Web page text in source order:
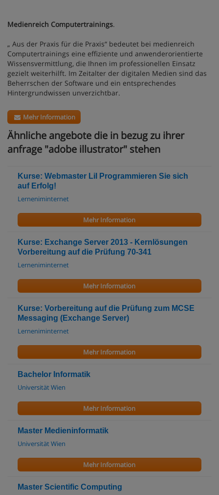
Medienreich Computertrainings.
„ Aus der Praxis für die Praxis“ bedeutet bei medienreich
Computertrainings eine effiziente und anwenderorientierte
Wissensvermittlung, die Ihnen im professionellen Einsatz
gezielt weiterhilft. Im Zeitalter der digitalen Medien sind das
Beherrschen der Software und ein entsprechendes
Hintergrundwissen unverzichtbar.
Mehr Information
Ähnliche angebote die in bezug zu ihrer
anfrage "adobe illustrator" stehen
Kurse: Webmaster LiI Programmieren Sie sich
auf Erfolg!
Lerneniminternet
Mehr Information
Kurse: Exchange Server 2013 - Kernlösungen
Vorbereitung auf die Prüfung 70-341
Lerneniminternet
Mehr Information
Kurse: Vorbereitung auf die Prüfung zum MCSE
Messaging (Exchange Server)
Lerneniminternet
Mehr Information
Bachelor Informatik
Universität Wien
Mehr Information
Master Medieninformatik
Universität Wien
Mehr Information
Master Scientific Computing